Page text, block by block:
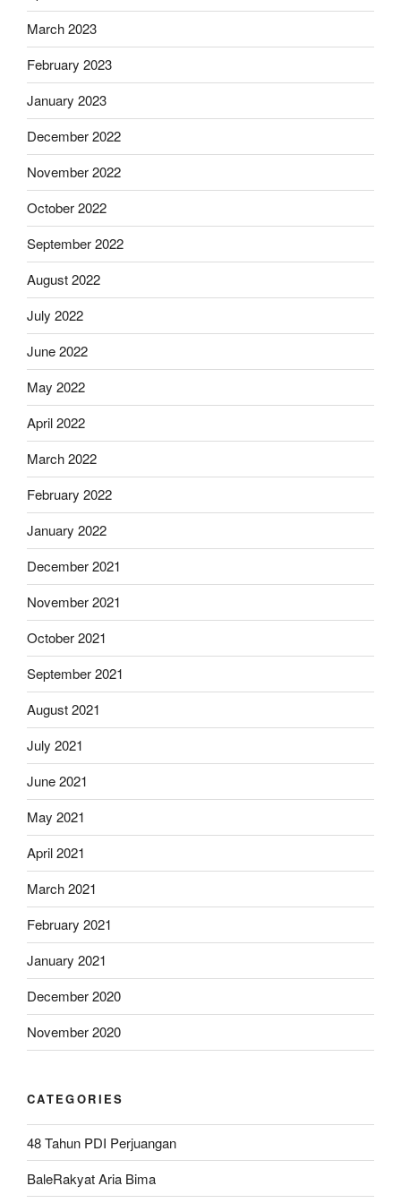
March 2023
February 2023
January 2023
December 2022
November 2022
October 2022
September 2022
August 2022
July 2022
June 2022
May 2022
April 2022
March 2022
February 2022
January 2022
December 2021
November 2021
October 2021
September 2021
August 2021
July 2021
June 2021
May 2021
April 2021
March 2021
February 2021
January 2021
December 2020
November 2020
CATEGORIES
48 Tahun PDI Perjuangan
BaleRakyat Aria Bima